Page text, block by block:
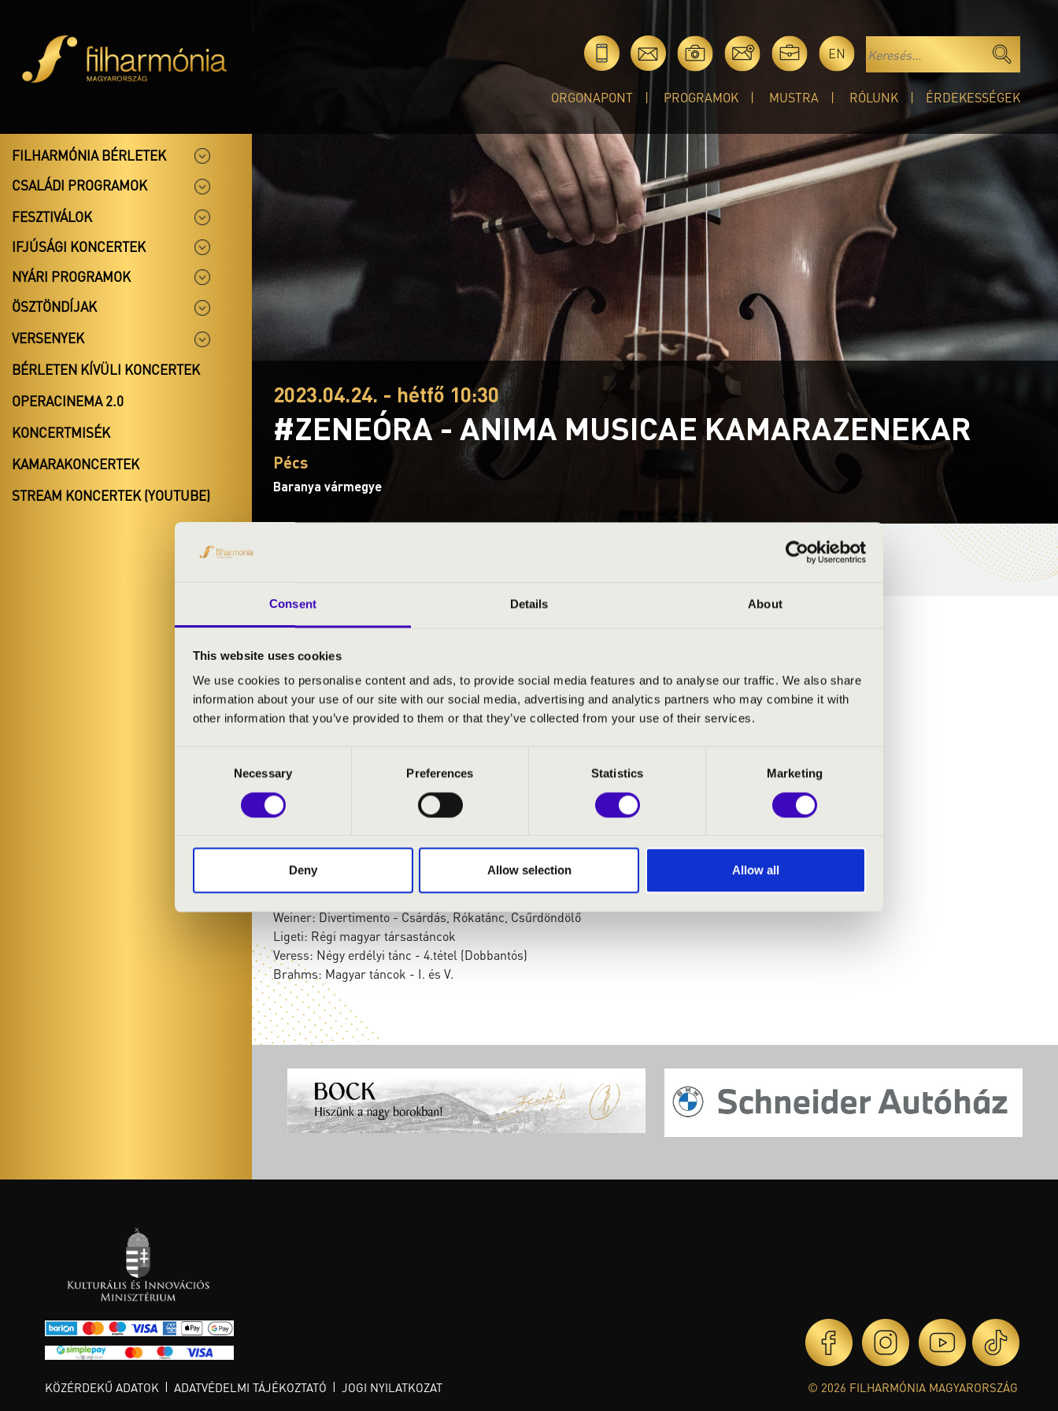
Consent Details About
This website uses cookies
We use cookies to personalise content and ads, to provide social media features and to analyse our traffic. We also share
information about your use of our site with our social media, advertising and analytics partners who may combine it with
other information that you’ve provided to them or that they’ve collected from your use of their services.
Necessary Preferences Statistics Marketing
Deny Allow selection Allow all
EN
ORGONAPONT PROGRAMOK MUSTRA RÓLUNK ÉRDEKESSÉGEK
FILHARMÓNIA BÉRLETEK
CSALÁDI PROGRAMOK
FESZTIVÁLOK
IFJÚSÁGI KONCERTEK
NYÁRI PROGRAMOK
ÖSZTÖNDÍJAK
VERSENYEK
BÉRLETEN KÍVÜLI KONCERTEK
OPERACINEMA 2.0
KONCERTMISÉK
KAMARAKONCERTEK
STREAM KONCERTEK (YOUTUBE)
2023.04.24. - hétfő 10:30
#ZENEÓRA - ANIMA MUSICAE KAMARAZENEKAR
Pécs
Baranya vármegye
TÁNCOK, NÉPSZERŰ SLÁGEREK MAGYAR KÖNTÖSBEN!
Anima Musicae Kamarazenekar
G. Horváth László- Művészeti vezető és moderátor
MŰSOR:
Grieg: Holberg szvit
Bartók Béla: Román Népi táncok
Csajkovszkij: Vonósszerenád
Weiner: Divertimento - Csárdás, Rókatánc, Csűrdöndölő
Ligeti: Régi magyar társastáncok
Veress: Négy erdélyi tánc - 4.tétel (Dobbantós)
Brahms: Magyar táncok - I. és V.
KÖZÉRDEKŰ ADATOK ADATVÉDELMI TÁJÉKOZTATÓ JOGI NYILATKOZAT © 2026 FILHARMÓNIA MAGYARORSZÁG